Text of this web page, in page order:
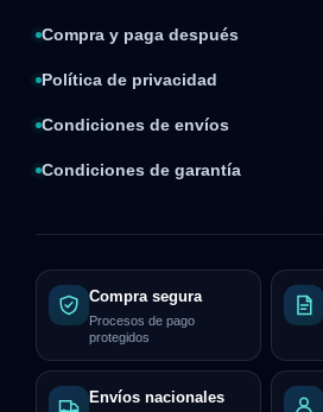
Compra y paga después
Política de privacidad
Condiciones de envíos
Condiciones de garantía
Compra segura
Procesos de pago
protegidos
Envíos nacionales